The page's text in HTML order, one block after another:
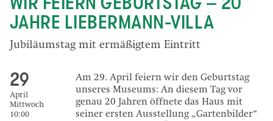
JAHRE LIEBERMANN-VILLA
Jubiläumstag mit ermäßigtem Eintritt
Am 29. April feiern wir den Geburtstag
unseres Museums: An diesem Tag vor
genau 20 Jahren öffnete das Haus mit
seiner ersten Ausstellung „Gartenbilder“
29
April
Mittwoch
10:00